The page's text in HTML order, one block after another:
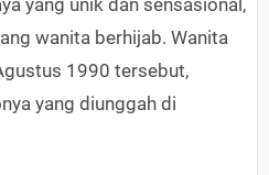
yang unik dan sensasional,
wanita berhijab. Wanita
1990 tersebut,
yang diunggah di